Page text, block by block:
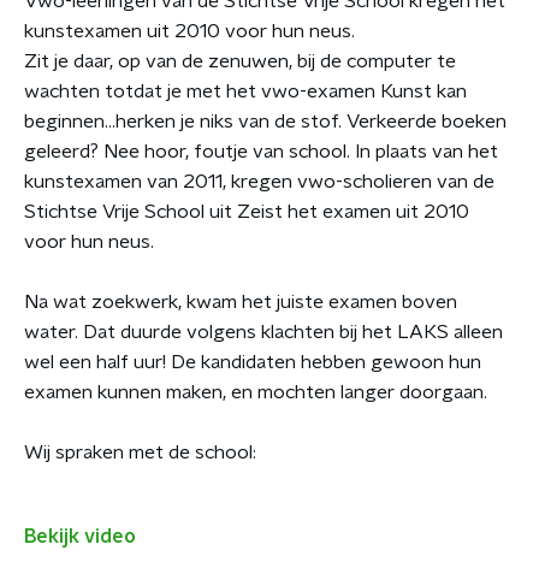
kunstexamen uit 2010 voor hun neus.
Zit je daar, op van de zenuwen, bij de computer te
wachten totdat je met het vwo-examen Kunst kan
beginnen...herken je niks van de stof. Verkeerde boeken
geleerd? Nee hoor, foutje van school. In plaats van het
kunstexamen van 2011, kregen vwo-scholieren van de
Stichtse Vrije School uit Zeist het examen uit 2010
voor hun neus.
Na wat zoekwerk, kwam het juiste examen boven
water. Dat duurde volgens klachten bij het LAKS alleen
wel een half uur! De kandidaten hebben gewoon hun
examen kunnen maken, en mochten langer doorgaan.
Wij spraken met de school:
Bekijk video